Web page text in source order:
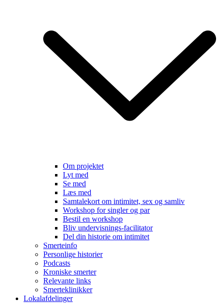
Om projektet
Lyt med
Se med
Læs med
Samtalekort om intimitet, sex og samliv
Workshop for singler og par
Bestil en workshop
Bliv undervisnings-facilitator
Del din historie om intimitet
Smerteinfo
Personlige historier
Podcasts
Kroniske smerter
Relevante links
Smerteklinikker
Lokalafdelinger